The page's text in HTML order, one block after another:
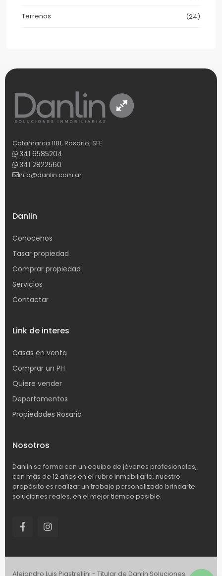
Terrenos (24)
Catamarca 1181, Rosario, SFE
341 6585204
341 2822560
info@danlin.com.ar
Danlin
Conocenos
Tasar propiedad
Comprar propiedad
Servicios
Contactar
Link de interes
Casas en venta
Comprar un PH
Quiere vender
Departamentos
Propiedades Rosario
Nosotros
Danlin se forma con un equipo de jóvenes profesionales,
con más de 12 años en el rubro inmobiliario, nuestro
propósito es realizar un trabajo personalizado brindarte
soluciones reales, en el mejor tiempo posible.
Alejandro Luis Piastrellini - Titular de Danlin Soluciones